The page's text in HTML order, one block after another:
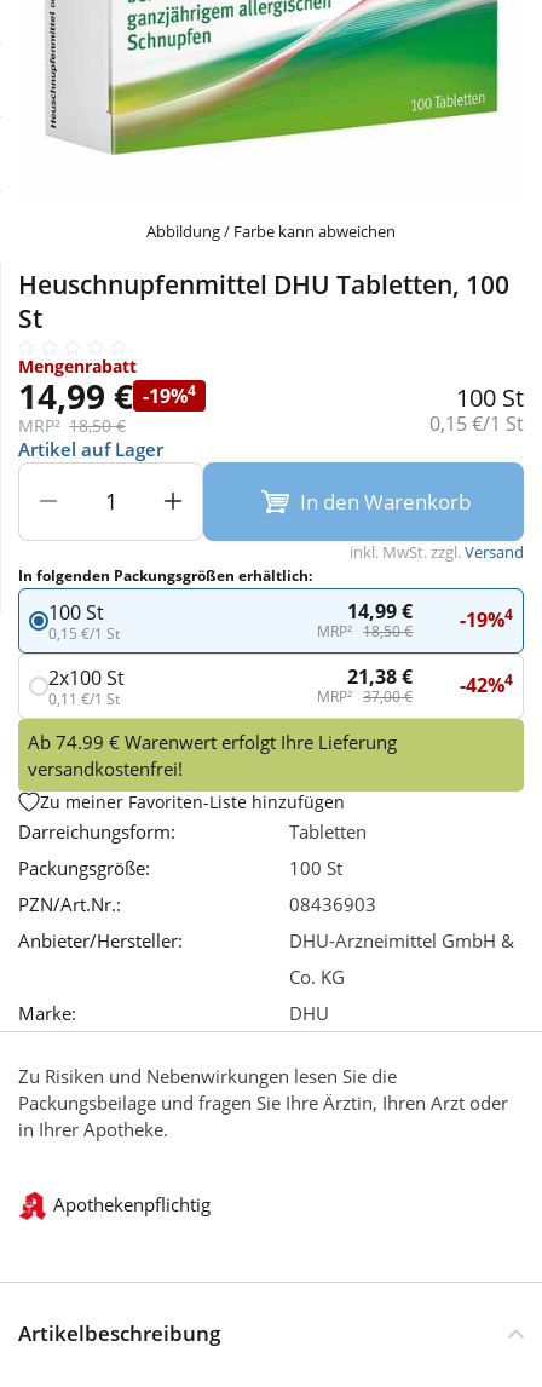
Sale
Schnäppchen
Sparsets
Täglich gut versorgt
Körperpflege & Kosmetik
Liebe & Erotik
Mutter & Kind
Nahrungsergänzung
Natur & Homöopathie
Sanitätshaus
Sport & Fitness
Wellness
Physiogel
Aliud Pharma
Abbildung / Farbe kann abweichen
Heuschnupfenmittel DHU Tabletten, 100
St
Mengenrabatt
14,99 € -19%4
MRP² 18,50 €
100 St
Grundpreis:
0,15 €/1 St
Artikel auf Lager
In den Warenkorb
inkl. MwSt. zzgl.Versand
In folgenden Packungsgrößen erhältlich:
100 St
0,15 €/1 St
14,99 €
MRP² 18,50 € -19%4
2x100 St
0,11 €/1 St
21,38 €
MRP² 37,00 € -42%4
Ab 74.99 € Warenwert erfolgt Ihre Lieferung
versandkostenfrei!
Zu meiner Favoriten-Liste hinzufügen
Darreichungsform:
Tabletten
Packungsgröße:
100 St
PZN/Art.Nr.:
08436903
Anbieter/Hersteller:
DHU-Arzneimittel GmbH &
Co. KG
Marke:
DHU
Zu Risiken und Nebenwirkungen lesen Sie die
Packungsbeilage und fragen Sie Ihre Ärztin, Ihren Arzt oder
in Ihrer Apotheke.
Apothekenpflichtig
Artikelbeschreibung